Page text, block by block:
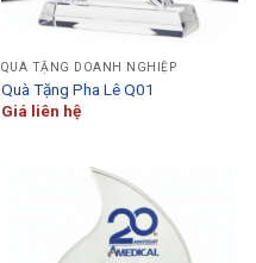
QUÀ TẶNG DOANH NGHIỆP
Quà Tặng Pha Lê Q01
Giá liên hệ